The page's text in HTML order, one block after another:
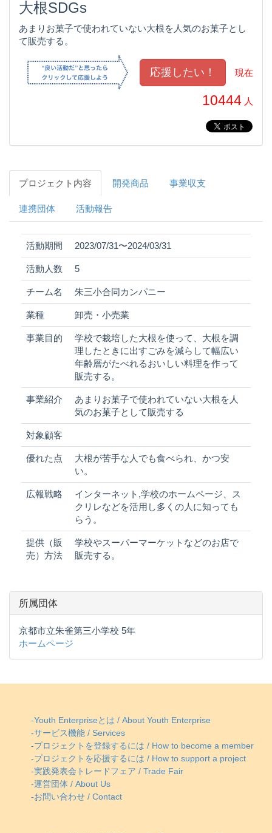
大根SDGs
あまりお菓子で使われていない大根を人気のお菓子とし
て販売する。
現在
10444 人
プロジェクト内容 開発商品 事業収支
連携団体 活動報告
活動期間 2023/07/31〜2024/03/31
活動人数 5
チーム名 朱三小合同カンパニー
業種 卸売・小売業
事業目的
学校で栽培した大根を使って、大根を調
理したときに出すごみを減らして幅広い
年齢層がたべれるおいしい料理を作って
販売する。
事業紹介
あまりお菓子で使われていない大根を人
気のお菓子として販売する
対象顧客
優れた点
大根が苦手な人でも食べられ、かつ安
い。
広報戦略
インターネット,学校のホームページ、ス
クリレなどを活用し多くの人に知っても
らう。
提供（販
売）方法
学校やスーパーマーケットなどのお店で
販売する。
所属団体
京都市立朱雀第三小学校 5年
ホームページ
-Youth Enterpriseとは / About Youth Enterprise
-サービス機能 / Services
-プロジェクトを登録するには / How to become a member
-プロジェクトを応援するには / How to support a project
-実践発表会トレードフェア / Trade Fair
-運営団体 / About Us
-お問い合わせ / Contact